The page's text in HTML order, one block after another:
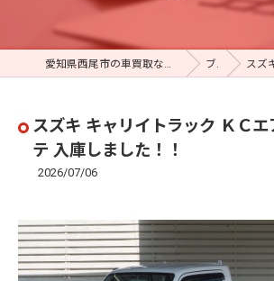
愛知県西尾市の車買取ならアップルワールド 安城西尾インター店 ブログ スズキ キャリ
スズキ キャリイトラック ＫＣエ
テ 入庫しました！！
2026/07/06